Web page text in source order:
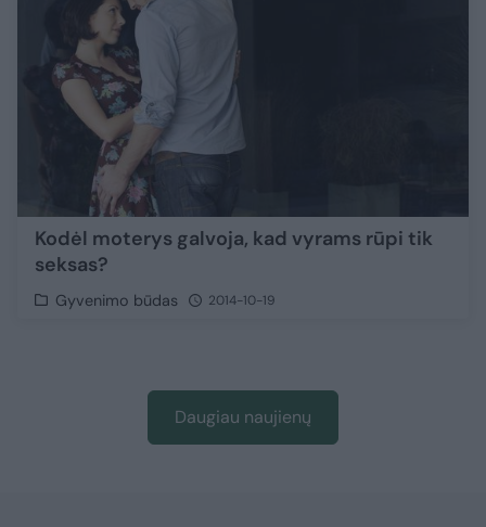
Kodėl moterys galvoja, kad vyrams rūpi tik
seksas?
Gyvenimo būdas 2014-10-19
Daugiau naujienų